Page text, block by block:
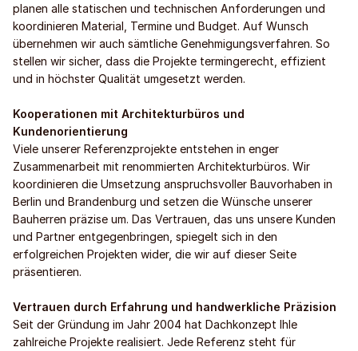
planen alle statischen und technischen Anforderungen und
koordinieren Material, Termine und Budget. Auf Wunsch
übernehmen wir auch sämtliche Genehmigungsverfahren. So
stellen wir sicher, dass die Projekte termingerecht, effizient
und in höchster Qualität umgesetzt werden.
Kooperationen mit Architekturbüros und
Kundenorientierung
Viele unserer Referenzprojekte entstehen in enger
Zusammenarbeit mit renommierten Architekturbüros. Wir
koordinieren die Umsetzung anspruchsvoller Bauvorhaben in
Berlin und Brandenburg und setzen die Wünsche unserer
Bauherren präzise um. Das Vertrauen, das uns unsere Kunden
und Partner entgegenbringen, spiegelt sich in den
erfolgreichen Projekten wider, die wir auf dieser Seite
präsentieren.
Vertrauen durch Erfahrung und handwerkliche Präzision
Seit der Gründung im Jahr 2004 hat Dachkonzept Ihle
zahlreiche Projekte realisiert. Jede Referenz steht für